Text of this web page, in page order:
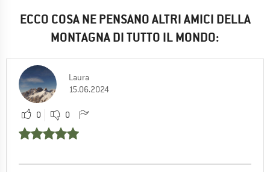
ECCO COSA NE PENSANO ALTRI AMICI DELLA
MONTAGNA DI TUTTO IL MONDO:
Laura
15.06.2024
0 0